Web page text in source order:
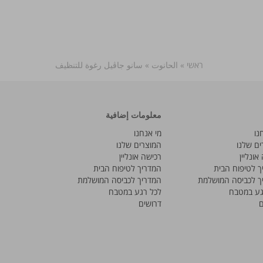
ראשי » الحانوت » سانو جاڤيل رغوة للتنظيف
שלנו
לטיפוח הבית
לכביסה המושלמת
במטבח
معلومات إضافية
מי אנחנו
המוצרים שלנו
רכישה אונליין
המדריך לטיפוח הבית
המדריך לכביסה המושלמת
לכל רגע במטבח
דרושים